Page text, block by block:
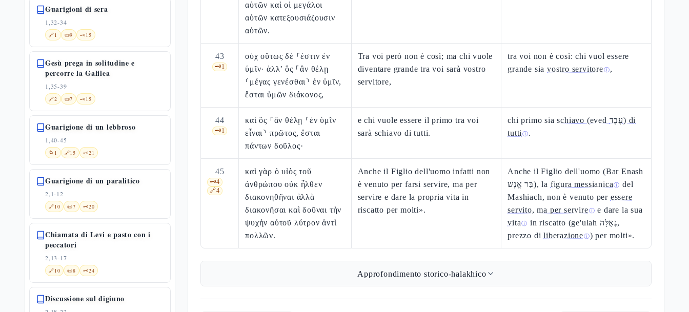
Guarigioni di sera
1,32-34
🔗1 📜9 🗝️15
Gesù prega in solitudine e
percorre la Galilea
1,35-39
🔗2 📜7 🗝️15
Guarigione di un lebbroso
1,40-45
🌀 1 🔗15 🗝️21
Guarigione di un paralitico
2,1-12
🔗10 📜7 🗝️20
Chiamata di Levi e pasto con i
peccatori
2,13-17
🔗10 📜8 🗝️24
Discussione sul digiuno
αὐτῶν καὶ οἱ μεγάλοι
αὐτῶν κατεξουσιάζουσιν
αὐτῶν.
43
🗝️1
οὐχ οὕτως δέ ⸀ἐστιν ἐν
ὑμῖν· ἀλλ’ ὃς ⸀ἂν θέλῃ
⸂μέγας γενέσθαι⸃ ἐν ὑμῖν,
ἔσται ὑμῶν διάκονος,
Tra voi però non è così; ma chi vuole
diventare grande tra voi sarà vostro
servitore,
tra voi non è così: chi vuol essere
grande siavostro servitoreⓘ,
44
🗝️1
καὶ ὃς ⸀ἂν θέλῃ ⸂ἐν ὑμῖν
εἶναι⸃ πρῶτος, ἔσται
πάντων δοῦλος·
e chi vuole essere il primo tra voi
sarà schiavo di tutti.
chi primo siaschiavo (eved עֶבֶד) di
tutti ⓘ.
45
🗝️4
🔗4
καὶ γὰρ ὁ υἱὸς τοῦ
ἀνθρώπου οὐκ ἦλθεν
διακονηθῆναι ἀλλὰ
διακονῆσαι καὶ δοῦναι τὴν
ψυχὴν αὐτοῦ λύτρον ἀντὶ
πολλῶν.
Anche il Figlio dell'uomo infatti non
è venuto per farsi servire, ma per
servire e dare la propria vita in
riscatto per molti».
Anche il Figlio dell'uomo (Bar Enash
בַּר אֱנָשׁ), la figura messianica ⓘ del
Mashiach, non è venuto per essere
servito, ma per servireⓘ e dare la sua
vita ⓘ in riscatto (ge'ulah גְּאֻלָּה,
prezzo diliberazioneⓘ) per molti».
Approfondimento storico-halakhico